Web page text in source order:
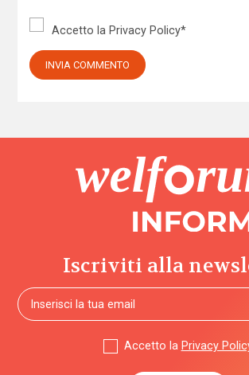
Accetto la Privacy Policy*
Iscriviti alla
Accetto la Privacy